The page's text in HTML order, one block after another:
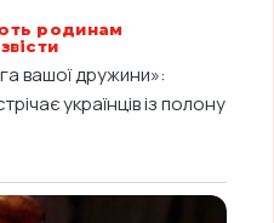
родинам
вашої дружини»:
українців із полону